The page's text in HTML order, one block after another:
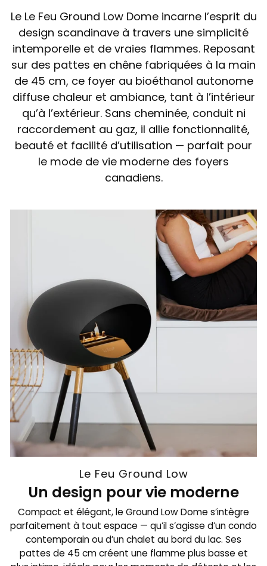
Le Le Feu Ground Low Dome incarne l’esprit du
design scandinave à travers une simplicité
intemporelle et de vraies flammes. Reposant
sur des pattes en chêne fabriquées à la main
de 45 cm, ce foyer au bioéthanol autonome
diffuse chaleur et ambiance, tant à l’intérieur
qu’à l’extérieur. Sans cheminée, conduit ni
raccordement au gaz, il allie fonctionnalité,
beauté et facilité d’utilisation — parfait pour
le mode de vie moderne des foyers
canadiens.
Le Feu Ground Low
Un design pour vie moderne
Compact et élégant, le Ground Low Dome s’intègre
parfaitement à tout espace — qu’il s’agisse d’un condo
contemporain ou d’un chalet au bord du lac. Ses
pattes de 45 cm créent une flamme plus basse et